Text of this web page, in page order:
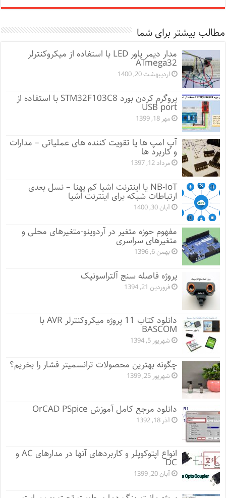
مطالب بیشتر برای شما
مدار دیمر پاور LED با استفاده از میکروکنترلر
ATmega32
اردیبهشت 20, 1400
پروگرم کردن بورد STM32F103C8 با استفاده از
USB port
مهر 18, 1399
آپ امپ ها یا تقویت کننده های عملیاتی – مدارات
و کاربرد ها
مرداد 12, 1397
NB-IoT یا اینترنت اشیا کم پهنا – نسل بعدی
ارتباطات شبکه برای اینترنت اشیا
آبان 30, 1400
مفهوم حوزه متغیر در آردوینو-متغیرهای محلی و
متغیرهای سراسری
بهمن 6, 1396
پروژه فاصله سنج آلتراسونیک
فروردین 21, 1394
دانلود کتاب 11 پروژه میکروکنترلر AVR با
BASCOM
شهریور 5, 1394
چگونه بهترین محصولات ترانسمیتر فشار را بخریم؟
شهریور 25, 1399
دانلود مرجع کامل آموزش OrCAD PSpice
آذر 18, 1392
انواع اپتوکوپلر و کاربردهای آنها در مدارهای AC و
DC
آبان 20, 1399